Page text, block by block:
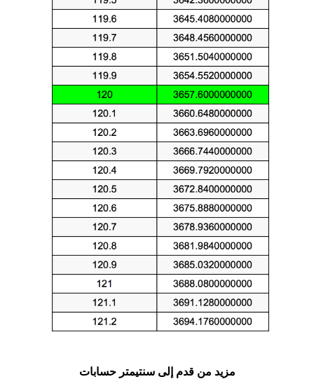
مزيد من قدم إلى سنتيمتر حسابات